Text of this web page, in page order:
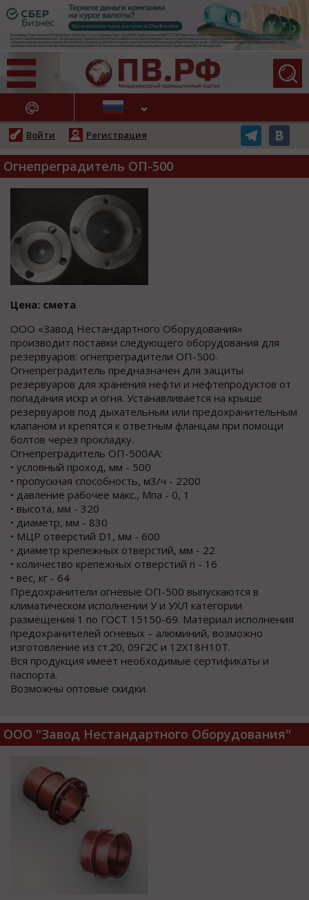
НОВОСТИ
Войти Регистрация
Огнепреградитель ОП-500
Цена: смета
ООО «Завод Нестандартного Оборудования»
производит поставки следующего оборудования для
резервуаров: огнепреградители ОП-500.
Огнепреградитель предназначен для защиты
резервуаров для хранения нефти и нефтепродуктов от
попадания искр и огня. Устанавливается на крыше
резервуаров под дыхательным или предохранительным
клапаном и крепятся к ответным фланцам при помощи
болтов через прокладку.
Огнепреградитель ОП-500АА:
• условный проход, мм - 500
• пропускная способность, м3/ч - 2200
• давление рабочее макс., Мпа - 0, 1
• высота, мм - 320
• диаметр, мм - 830
• МЦР отверстий D1, мм - 600
• диаметр крепежных отверстий, мм - 22
• количество крепежных отверстий n - 16
• вес, кг - 64
Предохранители огневые ОП-500 выпускаются в
климатическом исполнении У и УХЛ категории
размещения 1 по ГОСТ 15150-69. Материал исполнения
предохранителей огневых – алюминий, возможно
изготовление из ст.20, 09Г2С и 12Х18Н10Т.
Вся продукция имеет необходимые сертификаты и
паспорта.
Возможны оптовые скидки.
ООО "Завод Нестандартного Оборудования"